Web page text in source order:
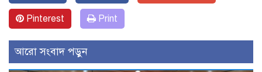
Pinterest Print
আরো সংবাদ পড়ুন